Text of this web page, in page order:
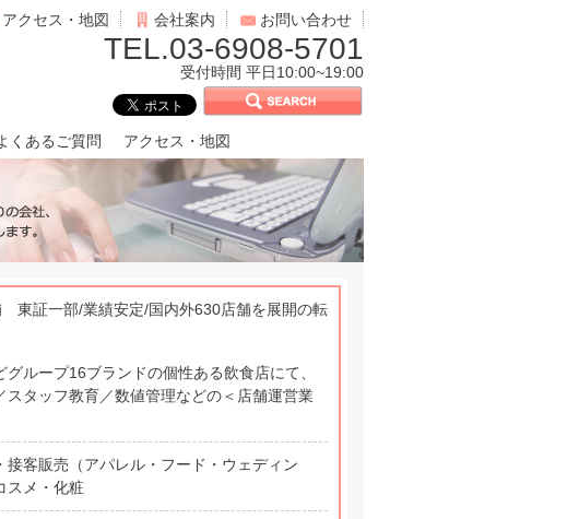
お問い合わせ
会社案内
アクセス・地図
TEL.03-6908-5701
受付時間 平日10:00~19:00
くあるご質問 アクセス・地図
証一部/業績安定/国内外630店舗を展開の転
グループ16ブランドの個性ある飲食店にて、
スタッフ教育／数値管理などの＜店舗運営業
接客販売（アパレル・フード・ウェディン
スメ・化粧